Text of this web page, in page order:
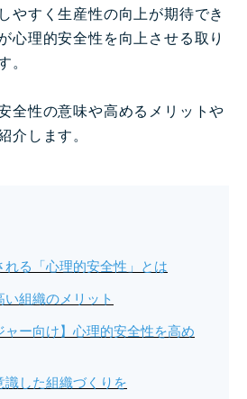
やすく生産性の向上が期待でき
心理的安全性を向上させる取り
全性の意味や高めるメリットや
介します。
る「心理的安全性」とは
組織のメリット
ャー向け】心理的安全性を高め
した組織づくりを